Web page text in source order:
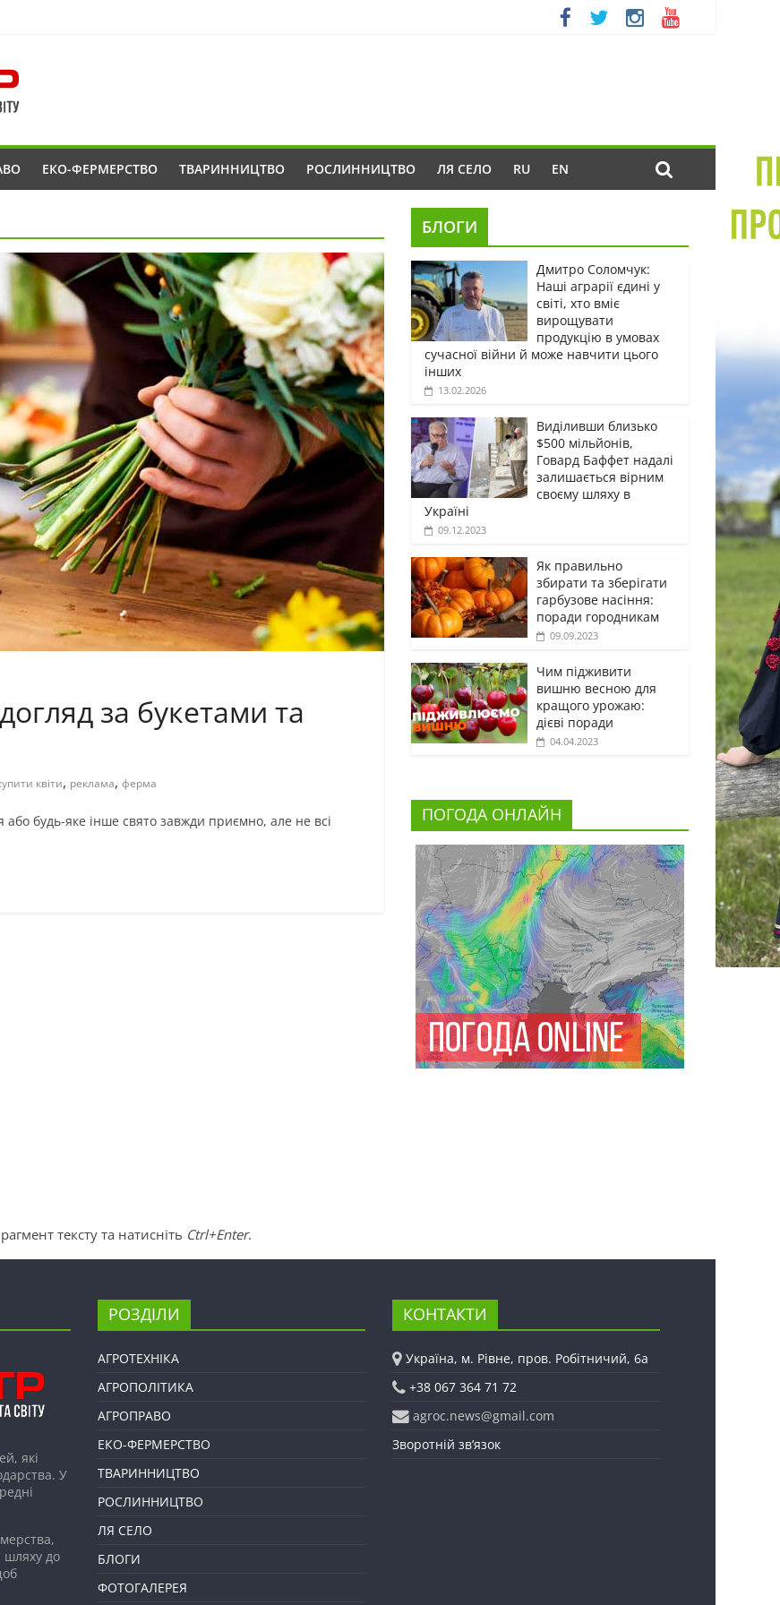
ЕКО-ФЕРМЕРСТВО ТВАРИННИЦТВО РОСЛИННИЦТВО ЛЯ СЕЛО RU EN
за букетами та
квіти, реклама, ферма
будь-яке інше свято завжди приємно, але не всі
БЛОГИ
Дмитро Соломчук:
Наші аграрії єдині у
світі, хто вміє
вирощувати
продукцію в умовах
сучасної війни й може навчити цього
інших
13.02.2026
Виділивши близько
$500 мільйонів,
Говард Баффет надалі
залишається вірним
своєму шляху в
Україні
09.12.2023
Як правильно
збирати та зберігати
гарбузове насіння:
поради городникам
09.09.2023
Чим підживити
вишню весною для
кращого урожаю:
дієві поради
04.04.2023
ПОГОДА ОНЛАЙН
тексту та натисніть Ctrl+Enter.
які
У
шляху до
РОЗДІЛИ
АГРОТЕХНІКА
АГРОПОЛІТИКА
АГРОПРАВО
ЕКО-ФЕРМЕРСТВО
ТВАРИННИЦТВО
РОСЛИННИЦТВО
ЛЯ СЕЛО
БЛОГИ
ФОТОГАЛЕРЕЯ
КОНТАКТИ
Україна, м. Рівне, пров. Робітничий, 6а
+38 067 364 71 72
agroc.news@gmail.com
Зворотній зв’язок